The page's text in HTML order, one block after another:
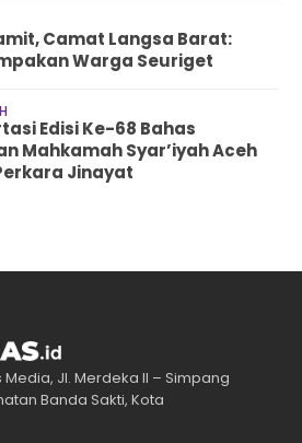
Camat Langsa Barat:
Warga Seuriget
Edisi Ke-68 Bahas
Mahkamah Syar’iyah Aceh
Jinayat
Media, Jl. Merdeka II – Simpang
Banda Sakti, Kota